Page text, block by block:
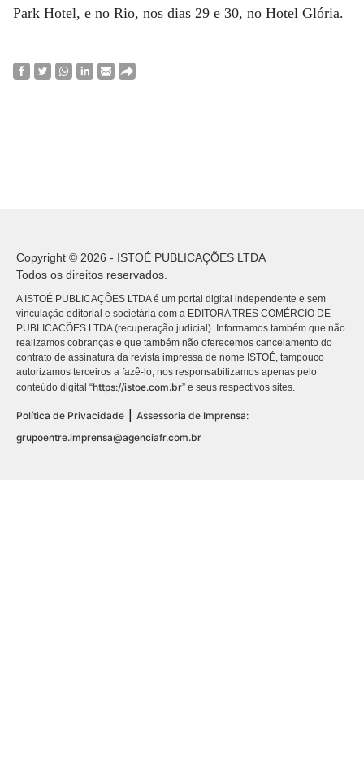
Park Hotel, e no Rio, nos dias 29 e 30, no Hotel Glória.
Copyright © 2026 - ISTOÉ PUBLICAÇÕES LTDA
Todos os direitos reservados.
A ISTOÉ PUBLICAÇÕES LTDA é um portal digital independente e sem
vinculação editorial e societária com a EDITORA TRES COMÉRCIO DE
PUBLICACÕES LTDA (recuperação judicial). Informamos também que não
realizamos cobranças e que também não oferecemos cancelamento do
contrato de assinatura da revista impressa de nome ISTOÉ, tampouco
autorizamos terceiros a fazê-lo, nos responsabilizamos apenas pelo
conteúdo digital “https://istoe.com.br” e seus respectivos sites.
Política de Privacidade
Assessoria de Imprensa:
grupoentre.imprensa@agenciafr.com.br